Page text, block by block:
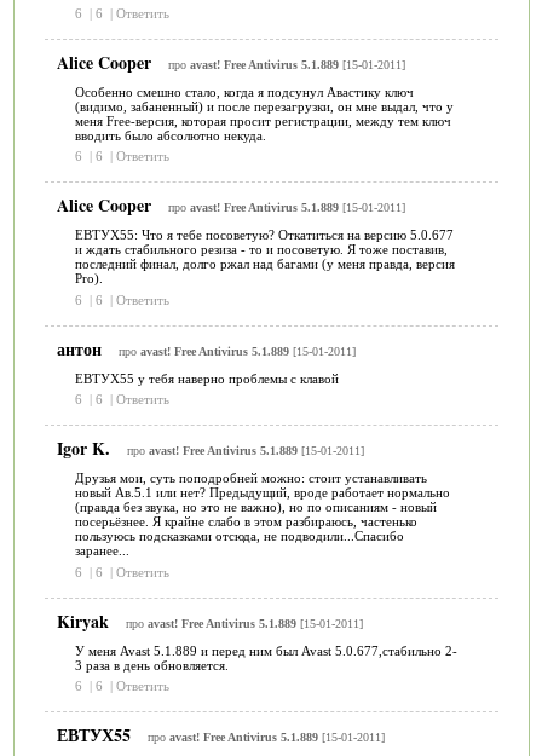
6
| 6 | Ответить
Alice Cooper про avast! Free Antivirus 5.1.889[15-01-2011]
Особенно смешно стало, когда я подсунул Авастику ключ
(видимо, забаненный) и после перезагрузки, он мне выдал, что у
меня Free-версия, которая просит регистрации, между тем ключ
вводить было абсолютно некуда.
6
| 6 | Ответить
Alice Cooper про avast! Free Antivirus 5.1.889[15-01-2011]
ЕВТУХ55: Что я тебе посоветую? Откатиться на версию 5.0.677
и ждать стабильного резиза - то и посоветую. Я тоже поставив,
последний финал, долго ржал над багами (у меня правда, версия
Pro).
6
| 6 | Ответить
антон про avast! Free Antivirus 5.1.889[15-01-2011]
ЕВТУХ55 у тебя наверно проблемы с клавой
6
| 6 | Ответить
Igor K. про avast! Free Antivirus 5.1.889[15-01-2011]
Друзья мои, суть поподробней можно: стоит устанавливать
новый Ав.5.1 или нет? Предыдущий, вроде работает нормально
(правда без звука, но это не важно), но по описаниям - новый
посерьёзнее. Я крайне слабо в этом разбираюсь, частенько
пользуюсь подсказками отсюда, не подводили...Спасибо
заранее...
6
| 6 | Ответить
Kiryak про avast! Free Antivirus 5.1.889[15-01-2011]
У меня Avast 5.1.889 и перед ним был Avast 5.0.677,стабильно 2-
3 раза в день обновляется.
6
| 6 | Ответить
ЕВТУХ55 про avast! Free Antivirus 5.1.889[15-01-2011]